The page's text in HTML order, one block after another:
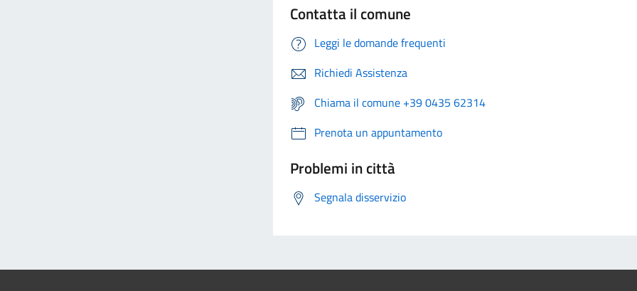
Contatta il comune
Leggi le domande frequenti
Richiedi Assistenza
Chiama il comune +39 0435 62314
Prenota un appuntamento
Problemi in città
Segnala disservizio